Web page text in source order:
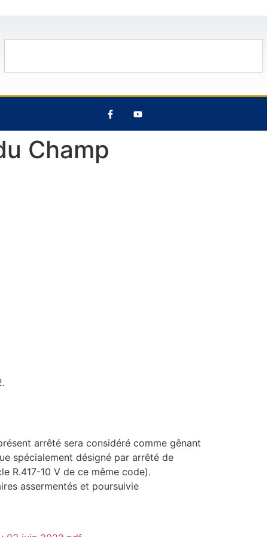
Champ
arrêté sera considéré comme gênant
spécialement désigné par arrêté de
R.417-10 V de ce même code).
assermentés et poursuivie